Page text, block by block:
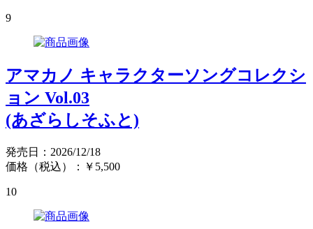
9
アマカノ キャラクターソングコレクシ
ョン Vol.03
(あざらしそふと)
発売日：2026/12/18
価格（税込）：￥5,500
10